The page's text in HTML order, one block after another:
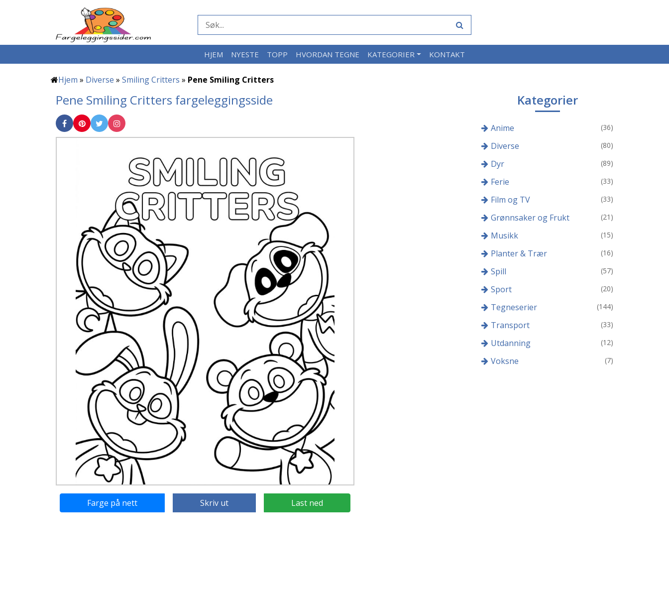
HJEM NYESTE TOPP HVORDAN TEGNE KATEGORIER KONTAKT
Hjem » Diverse » Smiling Critters » Pene Smiling Critters
Pene Smiling Critters fargeleggingsside
Farge på nett Skriv ut Last ned
Kategorier
Anime (36)
Diverse (80)
Dyr (89)
Ferie (33)
Film og TV (33)
Grønnsaker og Frukt (21)
Musikk (15)
Planter & Trær (16)
Spill (57)
Sport (20)
Tegneserier (144)
Transport (33)
Utdanning (12)
Voksne (7)